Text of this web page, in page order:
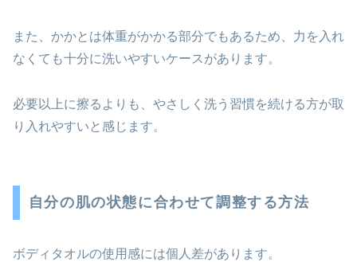
また、かかとは体重がかかる部分でもあるため、力を入れ
なくても十分に洗いやすいケースがあります。
必要以上に擦るよりも、やさしく洗う習慣を続ける方が取
り入れやすいと感じます。
自分の肌の状態に合わせて調整する方法
ボディタオルの使用感には個人差があります。